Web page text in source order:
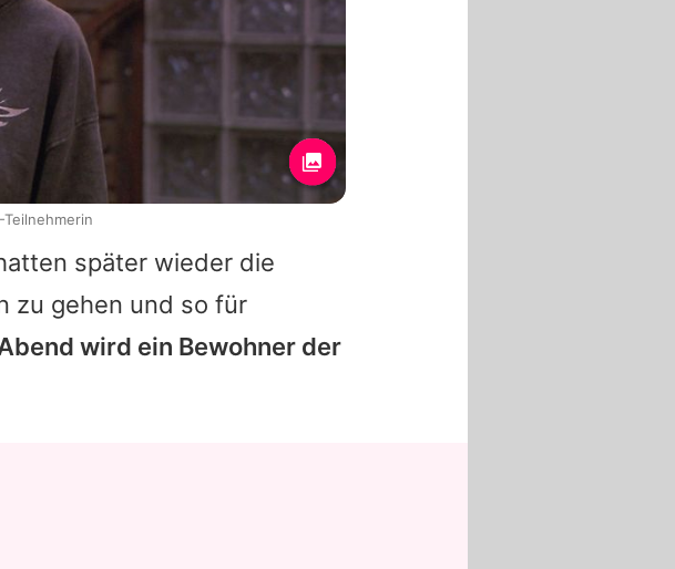
später wieder die
zu gehen und so für
wird ein Bewohner der